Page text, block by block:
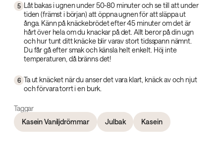
5 Låt bakas i ugnen under 50-80 minuter och se till att under
tiden (främst i början) att öppna ugnen för att släppa ut
ånga. Känn på knäckebrödet efter 45 minuter om det är
hårt över hela om du knackar på det. Allt beror på din ugn
och hur tunt ditt knäcke blir varav stort tidsspann nämnt.
Du får gå efter smak och känsla helt enkelt. Höj inte
temperaturen, då bränns det!
6 Ta ut knäcket när du anser det vara klart, knäck av och njut
och förvara torrt i en burk.
Taggar
Kasein Vaniljdrömmar
Julbak Kasein